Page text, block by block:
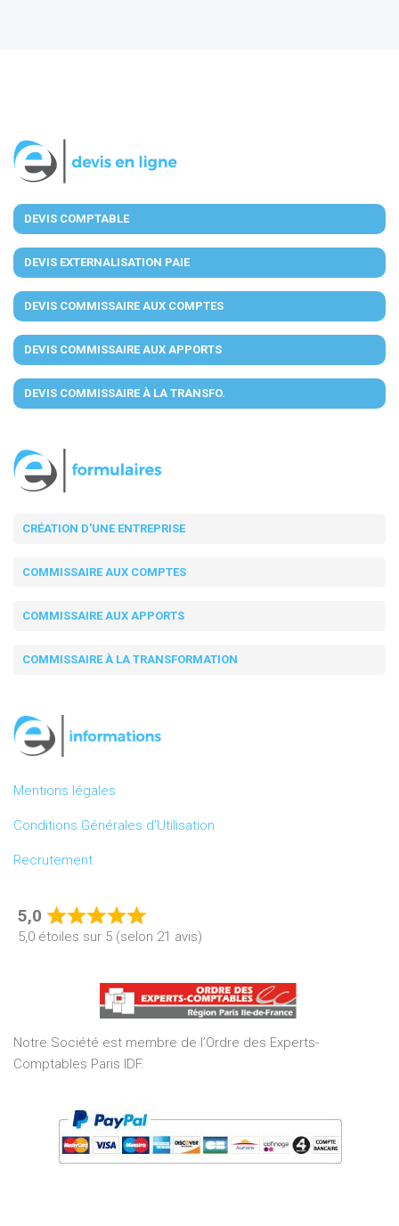
DEVIS COMPTABLE
DEVIS EXTERNALISATION PAIE
DEVIS COMMISSAIRE AUX COMPTES
DEVIS COMMISSAIRE AUX APPORTS
DEVIS COMMISSAIRE À LA TRANSFO.
CRÉATION D'UNE ENTREPRISE
COMMISSAIRE AUX COMPTES
COMMISSAIRE AUX APPORTS
COMMISSAIRE À LA TRANSFORMATION
Mentions légales
Conditions Générales d’Utilisation
Recrutement
5,0
Rated
of
5
5,0 étoiles sur 5 (selon 21 avis)
Notre Société est membre de l’Ordre des Experts-
Comptables Paris IDF.